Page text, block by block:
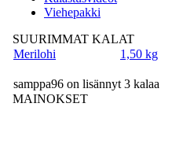
Viehepakki
SUURIMMAT KALAT
Merilohi
1,50 kg
samppa96 on lisännyt 3 kalaa
MAINOKSET